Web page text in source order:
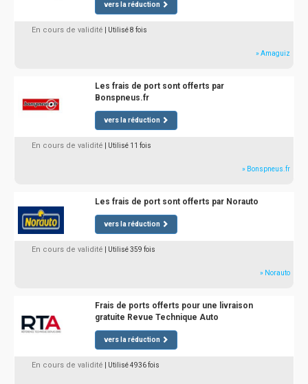
vers la réduction
En cours de validité | Utilisé 8 fois
» Amaguiz
Les frais de port sont offerts par
Bonspneus.fr
vers la réduction
En cours de validité | Utilisé 11 fois
» Bonspneus.fr
Les frais de port sont offerts par Norauto
vers la réduction
En cours de validité | Utilisé 359 fois
» Norauto
Frais de ports offerts pour une livraison
gratuite Revue Technique Auto
vers la réduction
En cours de validité | Utilisé 4936 fois